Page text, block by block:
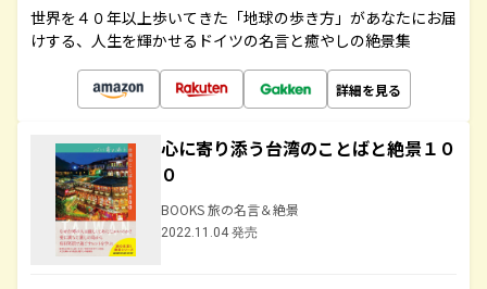
世界を４０年以上歩いてきた「地球の歩き方」があなたにお届
けする、人生を輝かせるドイツの名言と癒やしの絶景集
詳細を見る
心に寄り添う台湾のことばと絶景１０
０
BOOKS 旅の名言＆絶景
2022.11.04 発売